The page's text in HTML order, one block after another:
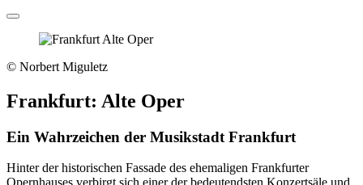
© Norbert Miguletz
Frankfurt: Alte Oper
Ein Wahrzeichen der Musikstadt Frankfurt
Hinter der historischen Fassade des ehemaligen Frankfurter